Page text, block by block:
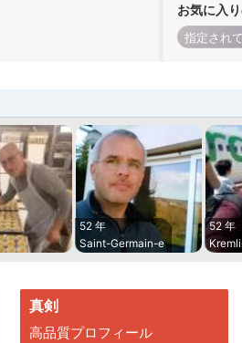
お気に入
指定され
52 年
Saint-Germain-e
52 年
真剣
高品質プロフィール